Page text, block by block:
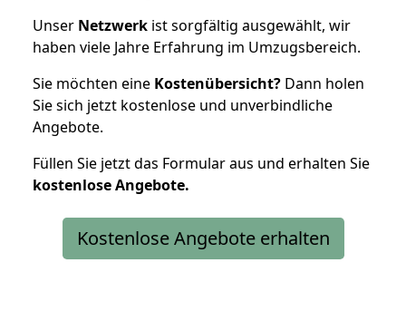
Unser Netzwerk ist sorgfältig ausgewählt, wir
haben viele Jahre Erfahrung im Umzugsbereich.
Sie möchten eine Kostenübersicht? Dann holen
Sie sich jetzt kostenlose und unverbindliche
Angebote.
Füllen Sie jetzt das Formular aus und erhalten Sie
kostenloseAngebote.
Kostenlose Angebote erhalten